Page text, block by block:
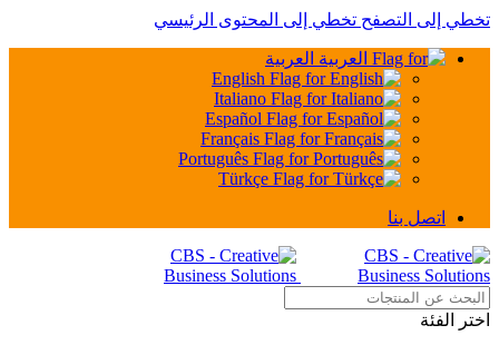
تخطي إلى التصفح تخطي إلى المحتوى الرئيسي
العربية
English
Italiano
Español
Français
Português
Türkçe
اتصل بنا
اختر الفئة